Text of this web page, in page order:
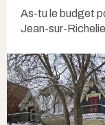
As-tu le budget
Jean-sur-